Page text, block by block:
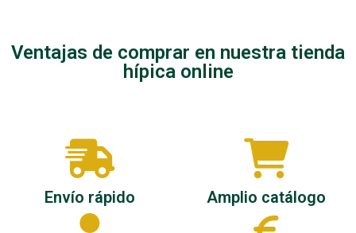
Ventajas de comprar en nuestra tienda
hípica online
Envío rápido Amplio catálogo